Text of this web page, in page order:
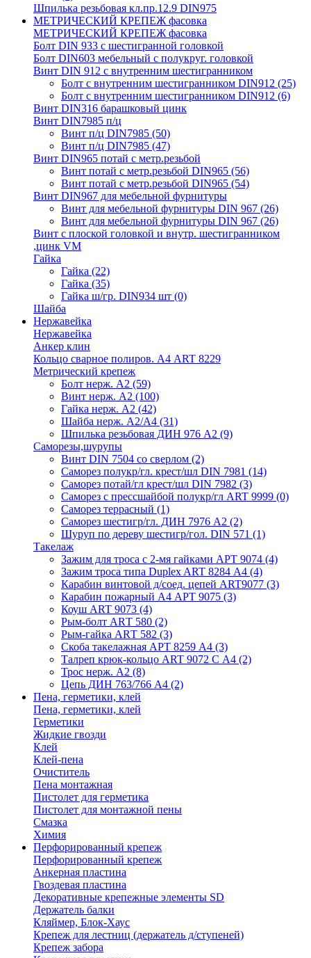
Шпилька резьбовая кл.пр.12.9 DIN975
МЕТРИЧЕСКИЙ КРЕПЕЖ фасовка
МЕТРИЧЕСКИЙ КРЕПЕЖ фасовка
Болт DIN 933 с шестигранной головкой
Болт DIN603 мебельный с полукруг. головкой
Винт DIN 912 с внутренним шестигранником
Болт с внутренним шестигранником DIN912 (25)
Болт с внутренним шестигранником DIN912 (6)
Винт DIN316 барашковый цинк
Винт DIN7985 п/ц
Винт п/ц DIN7985 (50)
Винт п/ц DIN7985 (47)
Винт DIN965 потай с метр.резьбой
Винт потай с метр.резьбой DIN965 (56)
Винт потай с метр.резьбой DIN965 (54)
Винт DIN967 для мебельной фурнитуры
Винт для мебельной фурнитуры DIN 967 (26)
Винт для мебельной фурнитуры DIN 967 (26)
Винт с плоской головкой и внутр. шестигранником
,цинк VM
Гайка
Гайка (22)
Гайка (35)
Гайка ш/гр. DIN934 шт (0)
Шайба
Нержавейка
Нержавейка
Анкер клин
Кольцо сварное полиров. А4 ART 8229
Метрический крепеж
Болт нерж. А2 (59)
Винт нерж. А2 (100)
Гайка нерж. А2 (42)
Шайба нерж. А2/А4 (31)
Шпилька резьбовая ДИН 976 А2 (9)
Саморезы,шурупы
Винт DIN 7504 со сверлом (2)
Саморез полукр/гл. крест/шл DIN 7981 (14)
Саморез потай/гл крест/шл DIN 7982 (3)
Саморез с прессшайбой полукр/гл ART 9999 (0)
Саморез террасный (1)
Саморез шестигр/гл. ДИН 7976 А2 (2)
Шуруп по дереву шестигр/гол. DIN 571 (1)
Такелаж
Зажим для троса с 2-мя гайками АРТ 9074 (4)
Зажим троса типа Duplex ART 8284 А4 (4)
Карабин винтовой д/соед. цепей ART9077 (3)
Карабин пожарный А4 АРТ 9075 (3)
Коуш ART 9073 (4)
Рым-болт АRТ 580 (2)
Рым-гайка АRТ 582 (3)
Скоба такелажная АРТ 8259 А4 (3)
Талреп крюк-кольцо ART 9072 С A4 (2)
Трос нерж. А2 (8)
Цепь ДИН 763/766 А4 (2)
Пена, герметики, клей
Пена, герметики, клей
Герметики
Жидкие гвозди
Клей
Клей-пена
Очиститель
Пена монтажная
Пистолет для герметика
Пистолет для монтажной пены
Смазка
Химия
Перфорированный крепеж
Перфорированный крепеж
Анкерная пластина
Гвоздевая пластина
Декоративные крепежные элементы SD
Держатель балки
Кляймер, Блок-Хаус
Крепеж для лестниц (держатель д/ступеней)
Крепеж забора